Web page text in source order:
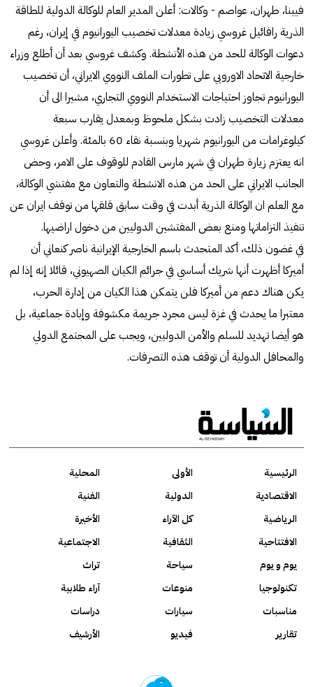
فيينا، طهران، عواصم - وكالات: أعلن المدير العام للوكالة الدولية للطاقة
الذرية رافائيل غروسي زيادة معدلات تخصيب اليورانيوم في إيران، رغم
دعوات الوكالة للحد من هذه الأنشطة. وكشف غروسي بعد أن أطلع وزراء
خارجية الاتحاد الاوروبي على تطورات الملف النووي الايراني، أن تخصيب
اليورانيوم تجاوز احتياجات الاستخدام النووي التجاري، مشيرا الى أن
معدلات التخصيب زادت بشكل ملحوظ وبمعدل يقارب سبعة
كيلوغرامات من اليورانيوم شهريا وبنسبة نقاء 60 بالمئة. وأعلن غروسي
انه يعتزم زيارة طهران في شهر مارس القادم للوقوف على الامر، وحض
الجانب الايراني على الحد من هذه الانشطة والتعاون مع مفتشي الوكالة،
مع العلم ان الوكالة الذرية أبدت في وقت سابق قلقها من توقف ايران عن
تنفيذ التزاماتها ومنع بعض المفتشين الدوليين من دخول اراضيها.
في غضون ذلك، أكد المتحدث باسم الخارجية الإيرانية ناصر كنعاني أن
أميركا أظهرت أنها شريك أساسي في جرائم الكيان الصهيوني، قائلا إنه إذا لم
يكن هناك دعم من أميركا فلن يتمكن هذا الكيان من إدارة الحرب،
معتبرا ما يحدث في غزة ليس مجرد جريمة مكشوفة وإبادة جماعية، بل
هو أيضا تهديد للسلم والأمن الدوليين، ويجب على المجتمع الدولي
والمحافل الدولية أن توقف هذه التصرفات.
الرئيسية الأولى
المحلية
الاقتصادية
الدولية
الفنية
الرياضية
كل الآراء
الأخيرة
الافتتاحية
الثقافية
الاجتماعية
يوم و يوم
سياحة
تراث
تكنولوجيا
منوعات
آراء طلابية
مناسبات
سيارات
دراسات
تقارير
فيديو الأرشيف